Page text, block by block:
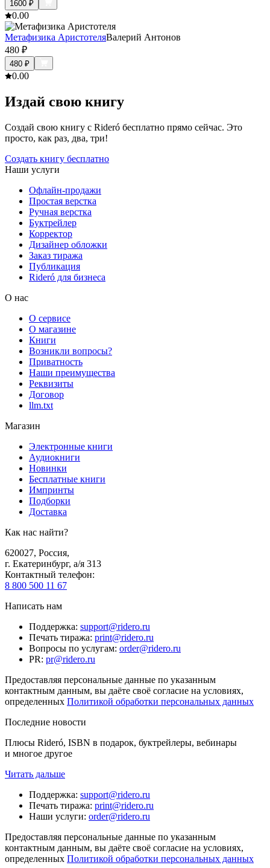
1600 ₽
0.00
Метафизика АристотеляВалерий Антонов
480 ₽
480 ₽
0.00
Издай свою книгу
Создай свою книгу с Rideró бесплатно прямо сейчас. Это
просто, как раз, два, три!
Создать книгу бесплатно
Наши услуги
Офлайн-продажи
Простая верстка
Ручная верстка
Буктрейлер
Корректор
Дизайнер обложки
Заказ тиража
Публикация
Rideró для бизнеса
О нас
О сервисе
О магазине
Книги
Возникли вопросы?
Приватность
Наши преимущества
Реквизиты
Договор
llm.txt
Магазин
Электронные книги
Аудиокниги
Новинки
Бесплатные книги
Импринты
Подборки
Доставка
Как нас найти?
620027, Россия,
г. Екатеринбург, а/я 313
Контактный телефон:
8 800 500 11 67
Написать нам
Поддержка: support@ridero.ru
Печать тиража: print@ridero.ru
Вопросы по услугам: order@ridero.ru
PR: pr@ridero.ru
Предоставляя персональные данные по указанным
контактным данным, вы даёте своё согласие на условиях,
определенных Политикой обработки персональных данных
Последние новости
Плюсы Rideró, ISBN в подарок, буктрейлеры, вебинары
и многое другое
Читать дальше
Поддержка: support@ridero.ru
Печать тиража: print@ridero.ru
Наши услуги: order@ridero.ru
Предоставляя персональные данные по указанным
контактным данным, вы даёте своё согласие на условиях,
определенных Политикой обработки персональных данных